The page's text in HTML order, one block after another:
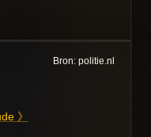
Bron: politie.nl
》